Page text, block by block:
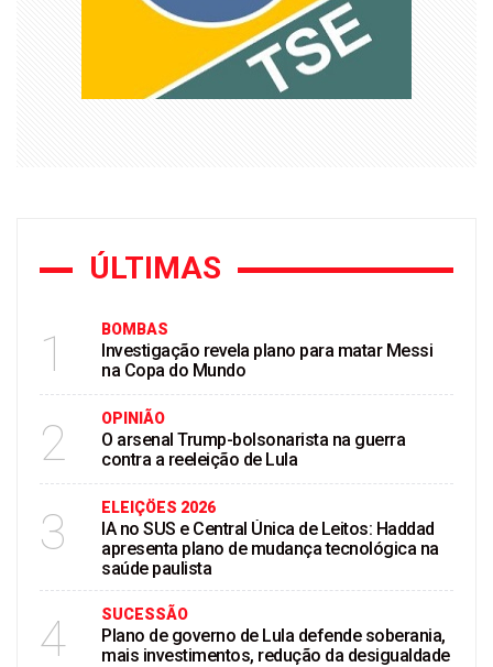
ÚLTIMAS
1 BOMBAS
Investigação revela plano para matar Messi
na Copa do Mundo
2 OPINIÃO
O arsenal Trump-bolsonarista na guerra
contra a reeleição de Lula
3 ELEIÇÖES 2026
IA no SUS e Central Única de Leitos: Haddad
apresenta plano de mudança tecnológica na
saúde paulista
4 SUCESSÃO
Plano de governo de Lula defende soberania,
mais investimentos, redução da desigualdade